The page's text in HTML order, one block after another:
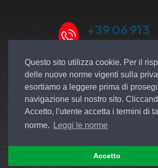
Questo sito utilizza cookie. Per il
delle nuove norme vigenti sulla
esortiamo a leggere prima di
navigazione sul nostro sito.
Accetto, l'utente accetta i termini di
norme.
Leggi le norme
Accetto
+39 06 913
5100 Ardea
© All rights reserved. Made by